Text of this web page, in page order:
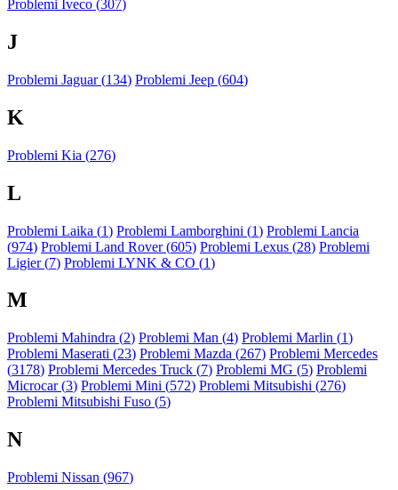
Problemi Iveco (307)
J
Problemi Jaguar (134) Problemi Jeep (604)
K
Problemi Kia (276)
L
Problemi Laika (1) Problemi Lamborghini (1) Problemi Lancia
(974) Problemi Land Rover (605) Problemi Lexus (28) Problemi
Ligier (7) Problemi LYNK & CO (1)
M
Problemi Mahindra (2) Problemi Man (4) Problemi Marlin (1)
Problemi Maserati (23) Problemi Mazda (267) Problemi Mercedes
(3178) Problemi Mercedes Truck (7) Problemi MG (5) Problemi
Microcar (3) Problemi Mini (572) Problemi Mitsubishi (276)
Problemi Mitsubishi Fuso (5)
N
Problemi Nissan (967)